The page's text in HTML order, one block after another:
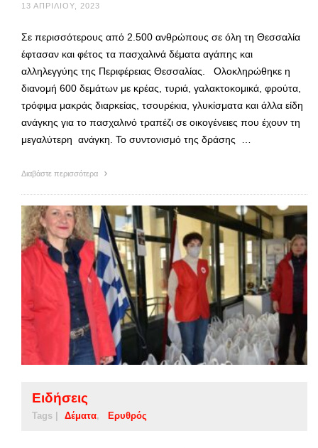
13 ΑΠΡΙΛΊΟΥ, 2023
Σε περισσότερους από 2.500 ανθρώπους σε όλη τη Θεσσαλία
έφτασαν και φέτος τα πασχαλινά δέματα αγάπης και
αλληλεγγύης της Περιφέρειας Θεσσαλίας. Ολοκληρώθηκε η
διανομή 600 δεμάτων με κρέας, τυριά, γαλακτοκομικά, φρούτα,
τρόφιμα μακράς διαρκείας, τσουρέκια, γλυκίσματα και άλλα είδη
ανάγκης για το πασχαλινό τραπέζι σε οικογένειες που έχουν τη
μεγαλύτερη ανάγκη. Το συντονισμό της δράσης …
Διαβάστε περισσότερα
Ειδήσεις
Tags | Δέματα Ερυθρός